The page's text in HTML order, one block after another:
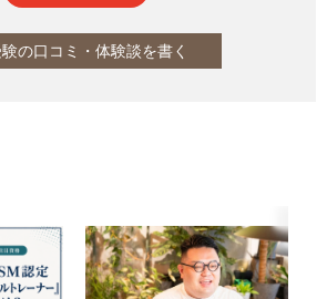
の口コミ・体験談を書く